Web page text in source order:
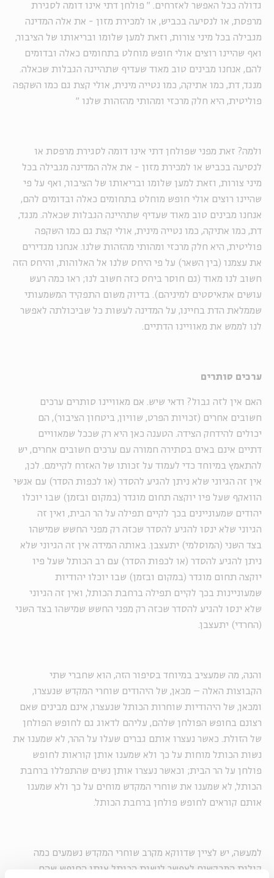
גדולה ככל האפשר לאזרחים. " פולחן דתי אינו דומה לסגירת
מרפסת, או לנסיעה בכביש, או למכירת מזון - את אלה המדינה
מגבילה בכל מיני צורות, וזאת למען שלומו ובריאותו של הציבור,
ואף שהיינו רוצים אולי חופש מוחלט בתחומים כאלה ובדומים
להם, אנחנו מבינים טוב מאוד שעדיף שתהיינה הגבלות שכאלה.
מנגד, דת, כמו אתיקה, כמו נטייה מינית, אולי קצת גם כמו השקפה
פוליטית, היא חלק מרכזי ומהותי מהזהות שלנו "
ולמה? זאת מפני שפולחן דתי אינו דומה לסגירת מרפסת או
לנסיעה בכביש או למכירת מזון - את אלה המדינה מגבילה בכל
מיני צורות, וזאת למען שלומו ובריאותו של הציבור, ואף על פי
שהיינו רוצים אולי חופש מוחלט בתחומים כאלה ובדומים להם,
אנחנו מבינים טוב מאוד שעדיף שתהיינה הגבלות שכאלה. מנגד,
דת, כמו אתיקה, כמו נטייה מינית, אולי קצת גם כמו השקפה
פוליטית, היא חלק מרכזי ומהותי מהזהות שלנו. אנחנו מגדירים
את עצמנו (בין השאר) על פי היחס שלנו אל האלוהות, והיחס הזה
חשוב לנו מאוד (גם חוסר ביחס כזה חשוב לנו; ראו כמה רעש
עושים אתאיסטים למיניהם). בדיוק משום התפקיד המשמעותי
שממלאת הדת בחיינו, על המדינה לעשות כל שביכולתה לאפשר
לנו לממש את מאוויינו הדתיים.
ערכים סותרים
האם אין לזה גבול? ודאי שיש. אם מאוויינו סותרים ערכים
חשובים אחרים (זכויות הפרט, שוויון, ביטחון הציבור), הם
יכולים להידחק הצידה. הטענה כאן היא רק שככל שמאוויים
דתיים אינם באים בסתירה חמורה עם ערכים חשובים אחרים, יש
להתאמץ במיוחד כדי לעמוד על זכותו של האזרח לקיימם. לכן,
אין זה הגיוני שלא ניתן להגיע להסדר (או לכפות הסדר) עם אנשי
הוואקף שעל פיו יוקצה תחום מוגדר (במקום ובזמן) שבו יוכלו
יהודים שמעוניינים בכך לקיים תפילה על הר הבית, ואין זה
הגיוני שלא ינסו להגיע להסדר שכזה רק מפני החשש שמישהו
בצד השני (המוסלמי) יתעצבן. באותה המידה אין זה הגיוני שלא
ניתן להגיע להסדר (או לכפות הסדר) עם רב הכותל שעל פיו
יוקצה תחום מוגדר (במקום ובזמן) שבו יוכלו יהודיות
שמעוניינות בכך לקיים תפילה ברחבת הכותל, ואין זה הגיוני
שלא ינסו להגיע להסדר שכזה רק מפני החשש שמישהו בצד השני
(החרדי) יתעצבן.
והנה, מה שמעציב במיוחד בסיפור הזה, הוא שחברי שתי
הקבוצות האלה – מכאן, של היהודים שוחרי המקדש שנעצרו,
ומכאן, של היהודיות שוחרות הכותל שנעצרו, אינם מבינים שאם
רצונם בחופש הפולחן שלהם, עליהם לדאוג גם לחופש הפולחן
של הזולת. כאשר נעצרו אותם גברים שעלו על ההר, לא שמענו את
נשות הכותל מוחות על כך ולא שמענו אותן קוראות לחופש
פולחן על הר הבית; וכאשר נעצרו אותן נשים שהתפללו ברחבת
הכותל, לא שמענו את שוחרי המקדש מוחים על כך ולא שמענו
אותם קוראים לחופש פולחן ברחבת הכותל.
למעשה, יש לציין שדווקא מקרב שוחרי המקדש נשמעים כמה
קולות המבקשים לאפשר לנשות הכותל אותו החופש שהם